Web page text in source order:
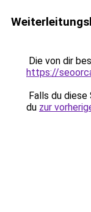
Die von dir
https://
Falls du
du zur